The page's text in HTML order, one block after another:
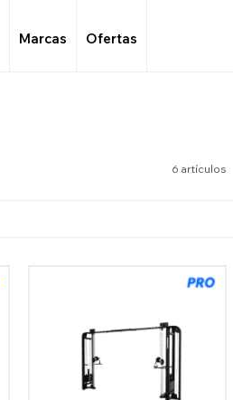
Marcas Ofertas
6 artículos